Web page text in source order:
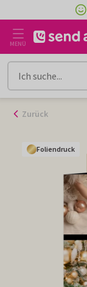
Inhalt
gehen
MENÜ
Zurück
Foliendruck
Foliendruck
Foliendruck
Foliendruck
Foliendruck